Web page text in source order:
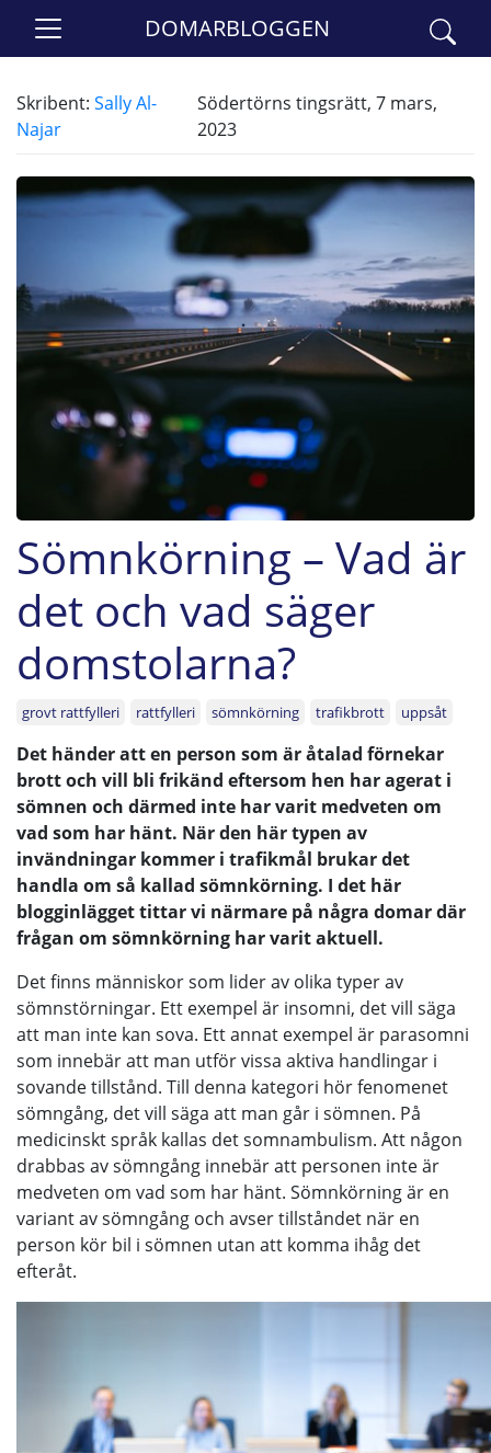
DOMARBLOGGEN
Skribent: Sally Al-
Najar
Södertörns tingsrätt, 7 mars,
2023
Sömnkörning – Vad är
det och vad säger
domstolarna?
grovt rattfylleri rattfylleri sömnkörning trafikbrott uppsåt
Det händer att en person som är åtalad förnekar
brott och vill bli frikänd eftersom hen har agerat i
sömnen och därmed inte har varit medveten om
vad som har hänt. När den här typen av
invändningar kommer i trafikmål brukar det
handla om så kallad sömnkörning. I det här
blogginlägget tittar vi närmare på några domar där
frågan om sömnkörning har varit aktuell.
Det finns människor som lider av olika typer av
sömnstörningar. Ett exempel är insomni, det vill säga
att man inte kan sova. Ett annat exempel är parasomni
som innebär att man utför vissa aktiva handlingar i
sovande tillstånd. Till denna kategori hör fenomenet
sömngång, det vill säga att man går i sömnen. På
medicinskt språk kallas det somnambulism. Att någon
drabbas av sömngång innebär att personen inte är
medveten om vad som har hänt. Sömnkörning är en
variant av sömngång och avser tillståndet när en
person kör bil i sömnen utan att komma ihåg det
efteråt.